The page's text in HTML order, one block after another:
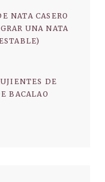
NATA CASERO
UNA NATA
DE
BACALAO